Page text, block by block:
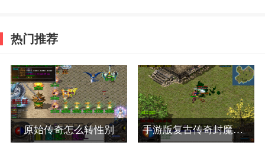
热门推荐
原始传奇怎么转性别 手游版复古传奇封魔谷怎么走